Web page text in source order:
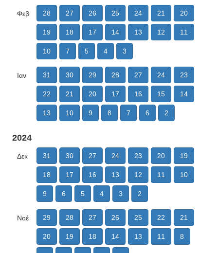
Φεβ 28 27 26 25 24 21 20
19 18 17 14 13 12 11
10 7 5 4 3
Ιαν 31 30 29 28 27 24 23
22 21 20 17 16 15 14
13 10 9 8 7 6 2
2024
Δεκ 31 30 27 24 23 20 19
18 17 16 13 12 11 10
9 6 5 4 3 2
Νοέ 29 28 27 26 25 22 21
20 19 18 14 13 11 8